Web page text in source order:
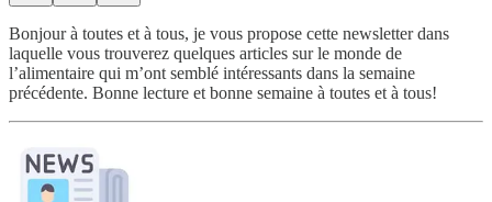
Bonjour à toutes et à tous, je vous propose cette newsletter dans
laquelle vous trouverez quelques articles sur le monde de
l’alimentaire qui m’ont semblé intéressants dans la semaine
précédente. Bonne lecture et bonne semaine à toutes et à tous!